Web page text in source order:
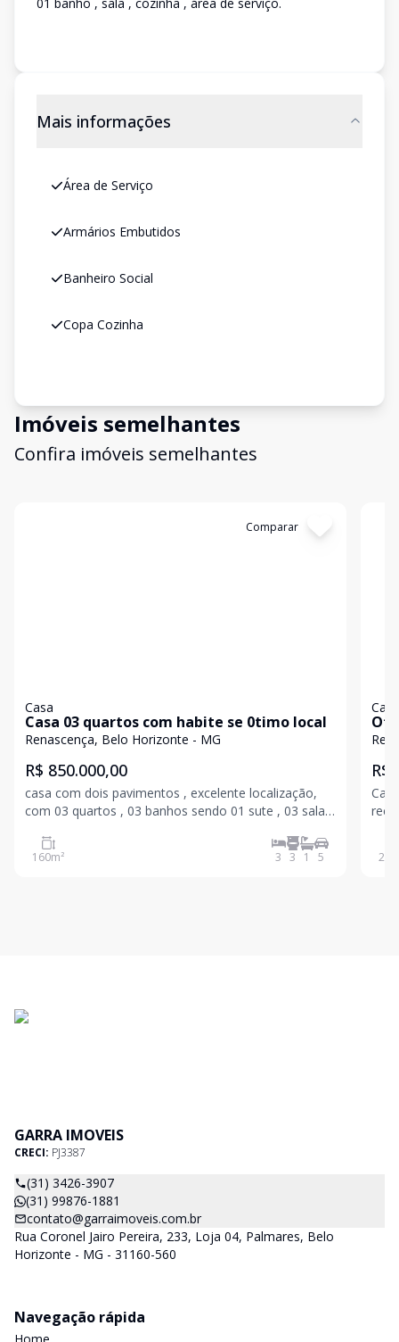
Mais informações
Área de Serviço
Armários Embutidos
Banheiro Social
Copa Cozinha
Imóveis semelhantes
Confira imóveis semelhantes
Comparar
Casa
Casa 03 quartos com habite se 0timo local
Renascença, Belo Horizonte - MG
R$ 850.000,00
casa com dois pavimentos , excelente localização,
com 03 quartos , 03 banhos sendo 01 sute , 03 salas
arvores frutíferas, garagem para 05 carros, mais um
barracão. casa precisa de modernizar,
160m² 3 3 1 5
Casa
R$
recuada, com
250
GARRA IMOVEIS
CRECI: PJ3387
(31) 3426-3907
(31) 99876-1881
contato@garraimoveis.com.br
Rua Coronel Jairo Pereira, 233, Loja 04, Palmares, Belo
Horizonte - MG - 31160-560
Navegação rápida